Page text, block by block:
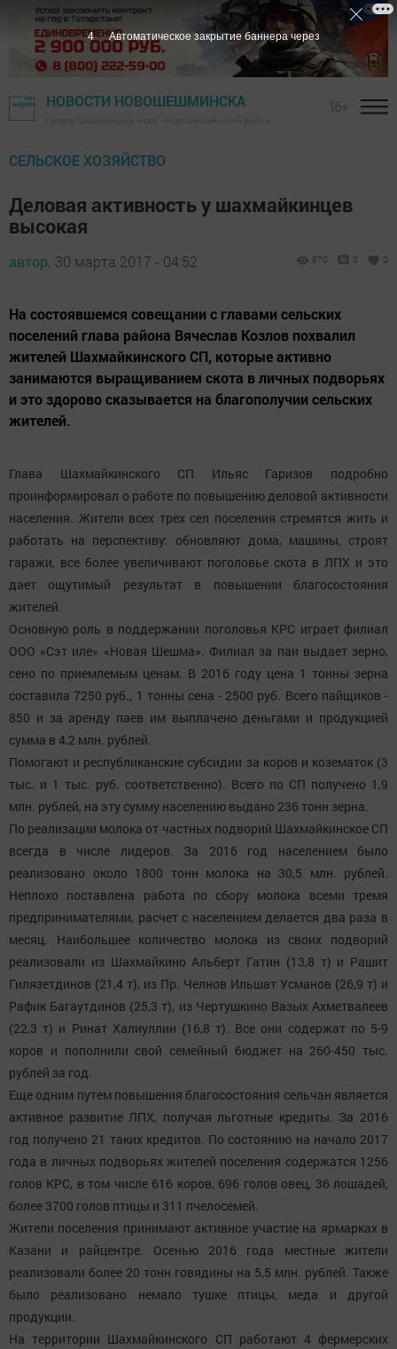
НОВОСТИ НОВОШЕШМИНСКА
СЕЛЬСКОЕ ХОЗЯЙСТВО
Деловая активность у шахмайкинцев
высокая
автор, 30 марта 2017 - 04:52 870 0 0
На состоявшемся совещании с главами сельских
поселений глава района Вячеслав Козлов похвалил
жителей Шахмайкинского СП, которые активно
занимаются выращиванием скота в личных подворьях
и это здорово сказывается на благополучии сельских
жителей.
Глава Шахмайкинского СП Ильяс Гаризов подробно
проинформировал о работе по повышению деловой активности
населения. Жители всех трех сел поселения стремятся жить и
работать на перспективу: обновляют дома, машины, строят
гаражи, все более увеличивают поголовье скота в ЛПХ и это
дает ощутимый результат в повышении благосостояния
жителей.
Основную роль в поддержании поголовья КРС играет филиал
ООО «Сэт иле» «Новая Шешма». Филиал за паи выдает зерно,
сено по приемлемым ценам. В 2016 году цена 1 тонны зерна
составила 7250 руб., 1 тонны сена - 2500 руб. Всего пайщиков -
850 и за аренду паев им выплачено деньгами и продукцией
сумма в 4,2 млн. рублей.
Помогают и республиканские субсидии за коров и козематок (3
тыс. и 1 тыс. руб. соответственно). Всего по СП получено 1,9
млн. рублей, на эту сумму населению выдано 236 тонн зерна.
По реализации молока от частных подворий Шахмайкинское СП
всегда в числе лидеров. За 2016 год населением было
реализовано около 1800 тонн молока на 30,5 млн. рублей.
Неплохо поставлена работа по сбору молока всеми тремя
предпринимателями, расчет с населением делается два раза в
месяц. Наибольшее количество молока из своих подворий
реализовали из Шахмайкино Альберт Гатин (13,8 т) и Рашит
Гилязетдинов (21,4 т), из Пр. Челнов Ильшат Усманов (26,9 т) и
Рафик Багаутдинов (25,3 т), из Чертушкино Вазых Ахметвалеев
(22,3 т) и Ринат Халиуллин (16,8 т). Все они содержат по 5-9
коров и пополнили свой семейный бюджет на 260-450 тыс.
рублей за год.
Еще одним путем повышения благосостояния сельчан является
активное развитие ЛПХ, получая льготные кредиты. За 2016
год получено 21 таких кредитов. По состоянию на начало 2017
года в личных подворьях жителей поселения содержатся 1256
голов КРС, в том числе 616 коров, 696 голов овец, 36 лошадей,
более 3700 голов птицы и 311 пчелосемей.
Жители поселения принимают активное участие на ярмарках в
Казани и райцентре. Осенью 2016 года местные жители
реализовали более 20 тонн говядины на 5,5 млн. рублей. Также
было реализовано немало тушке птицы, меда и другой
продукции.
На территории Шахмайкинского СП работают 4 фермерских
3 Автоматическое закрытие баннера через